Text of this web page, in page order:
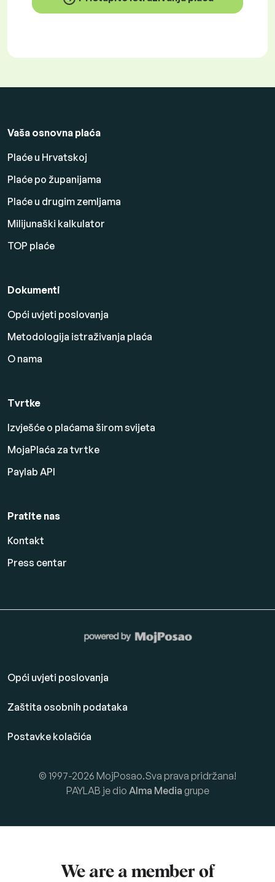
Vaša osnovna plaća
Plaće u Hrvatskoj
Plaće po županijama
Plaće u drugim zemljama
Milijunaški kalkulator
TOP plaće
Dokumenti
Opći uvjeti poslovanja
Metodologija istraživanja plaća
O nama
Tvrtke
Izvješće o plaćama širom svijeta
MojaPlaća za tvrtke
Paylab API
Pratite nas
Kontakt
Press centar
Opći uvjeti poslovanja
Zaštita osobnih podataka
Postavke kolačića
© 1997-2026 MojPosao.Sva prava pridržana!
PAYLAB je dio Alma Media grupe
We are a member of